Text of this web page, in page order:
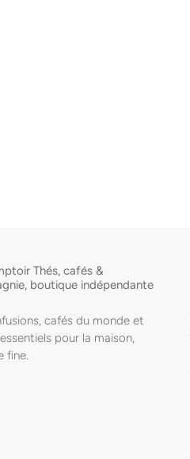
Thés, cafés &
boutique indépendante
cafés du monde et
pour la maison,
fine.